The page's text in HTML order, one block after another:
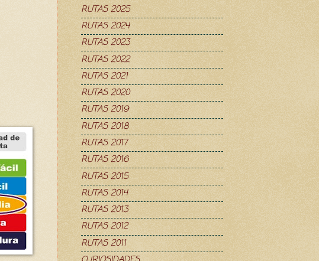
RUTAS 2025
RUTAS 2024
RUTAS 2023
RUTAS 2022
RUTAS 2021
RUTAS 2020
RUTAS 2019
RUTAS 2018
RUTAS 2017
RUTAS 2016
RUTAS 2015
RUTAS 2014
RUTAS 2013
RUTAS 2012
RUTAS 2011